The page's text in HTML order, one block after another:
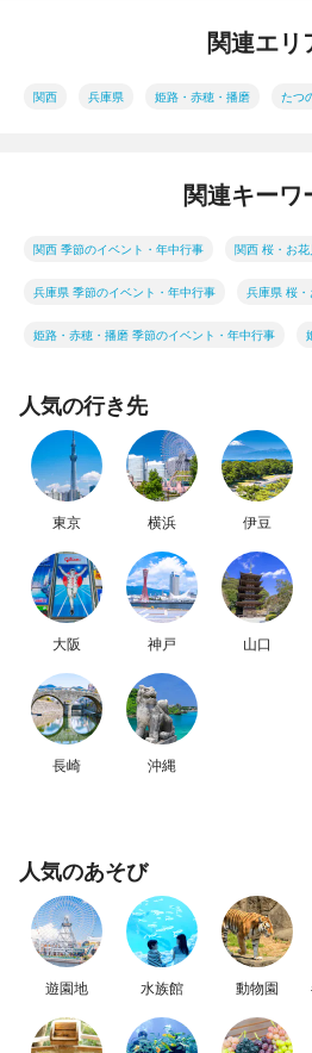
関連エリ
関西 兵庫県 姫路・赤穂・播磨 たつ
関連キーワ
関西 季節のイベント・年中行事 関西 桜・お
兵庫県 季節のイベント・年中行事 兵庫県 桜
姫路・赤穂・播磨 季節のイベント・年中行事
人気の行き先
東京 横浜 伊豆
大阪 神戸 山口
長崎 沖縄
人気のあそび
遊園地 水族館 動物園